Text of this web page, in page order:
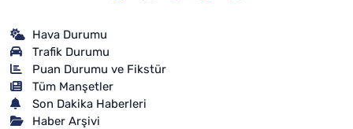
Hava Durumu
Trafik Durumu
Puan Durumu ve Fikstür
Tüm Manşetler
Son Dakika Haberleri
Haber Arşivi